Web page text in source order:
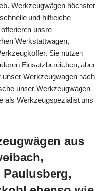
Werkzeugwägen höchster
und hilfreiche
unsre
Werkstattwagen,
Sie nutzen
Einsatzbereichen, aber
unser Werkzeugwagen nach
unser Werkzeugwagen
als Werkzeugspezialist uns
aus